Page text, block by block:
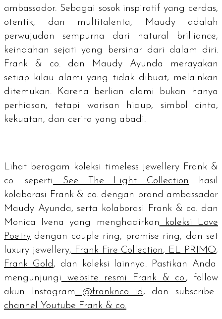
ambassador. Sebagai sosok inspiratif yang cerdas,
otentik, dan multitalenta, Maudy adalah
perwujudan sempurna dari natural brilliance,
keindahan sejati yang bersinar dari dalam diri.
Frank & co. dan Maudy Ayunda merayakan
setiap kilau alami yang tidak dibuat, melainkan
ditemukan. Karena berlian alami bukan hanya
perhiasan, tetapi warisan hidup, simbol cinta,
kekuatan, dan cerita yang abadi.
Lihat beragam koleksi timeless jewellery Frank &
co. seperti See The Light Collection
hasil
kolaborasi Frank & co. dengan brand ambassador
Maudy Ayunda, serta kolaborasi Frank & co. dan
Monica Ivena yang menghadirkan koleksi Love
Poetry dengan couple ring, promise ring, dan set
luxury jewellery, Frank Fire Collection, EL PRIMO,
Frank Gold , dan koleksi lainnya. Pastikan Anda
mengunjungi
website resmi Frank & co.,follow
akun Instagram @franknco_id , dan subscribe
channel
Youtube Frank & co.